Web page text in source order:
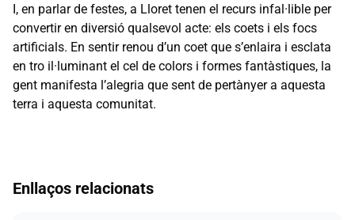
I, en parlar de festes, a Lloret tenen el recurs infal·lible per
convertir en diversió qualsevol acte: els coets i els focs
artificials. En sentir renou d’un coet que s’enlaira i esclata
en tro il·luminant el cel de colors i formes fantàstiques, la
gent manifesta l’alegria que sent de pertànyer a aquesta
terra i aquesta comunitat.
Enllaços relacionats